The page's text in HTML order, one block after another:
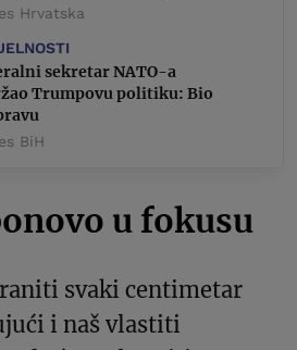
Hrvatska
sekretar NATO-a
Trumpovu politiku: Bio
BiH
u fokusu
svaki centimetar
i naš vlastiti